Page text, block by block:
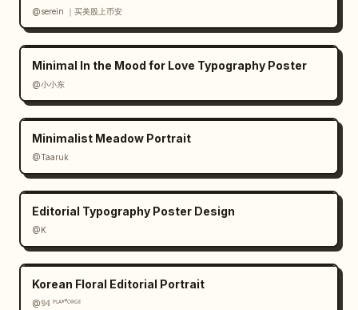
@serein ｜买美股上币安
Minimal In the Mood for Love Typography Poster
@小小东
Minimalist Meadow Portrait
@Taaruk
Editorial Typography Poster Design
@K
Korean Floral Editorial Portrait
@𝟡𝟜 ᴾᴸᴬʸᶠᴼᴿᴳᴱ